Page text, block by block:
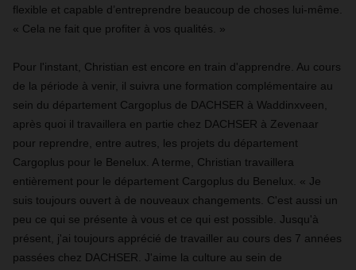
flexible et capable d’entreprendre beaucoup de choses lui-même.
« Cela ne fait que profiter à vos qualités. »
Pour l'instant, Christian est encore en train d'apprendre. Au cours
de la période à venir, il suivra une formation complémentaire au
sein du département Cargoplus de DACHSER à Waddinxveen,
après quoi il travaillera en partie chez DACHSER à Zevenaar
pour reprendre, entre autres, les projets du département
Cargoplus pour le Benelux. A terme, Christian travaillera
entièrement pour le département Cargoplus du Benelux. « Je
suis toujours ouvert à de nouveaux changements. C'est aussi un
peu ce qui se présente à vous et ce qui est possible. Jusqu'à
présent, j'ai toujours apprécié de travailler au cours des 7 années
passées chez DACHSER. J'aime la culture au sein de